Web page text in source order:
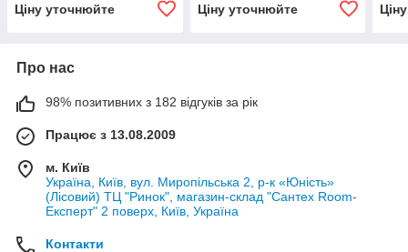
Ціну уточнюйте Ціну уточнюйте
Про нас
98% позитивних з 182 відгуків за рік
Працює з 13.08.2009
м. Київ
Україна, Київ, вул. Миропільська 2, р-к «Юність»
(Лісовий) ТЦ "Ринок", магазин-склад "Сантех Room-
Експерт" 2 поверх, Київ, Україна
Контакти